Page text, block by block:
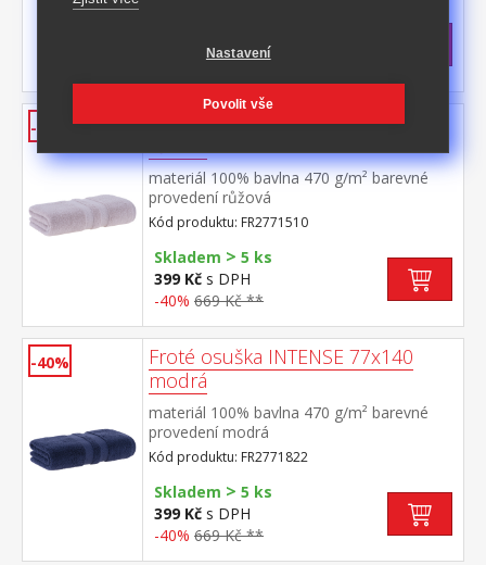
s DPH
669 Kč **
-40%
Froté osuška INTENSE 77x140
materiál 100% bavlna 470 g/m² barevné
provedení růžová
Kód produktu: FR2771510
Skladem > 5 ks
399 Kč s DPH
-40% 669 Kč **
-40%
Froté osuška INTENSE 77x140
modrá
materiál 100% bavlna 470 g/m² barevné
provedení modrá
Kód produktu: FR2771822
Skladem > 5 ks
399 Kč s DPH
-40% 669 Kč **
Nastavení
Povolit vše